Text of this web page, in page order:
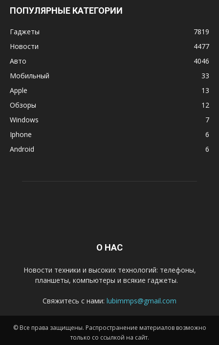
ПОПУЛЯРНЫЕ КАТЕГОРИИ
Гаджеты
7819
Новости
4477
Авто
4046
Мобильный
33
Apple
13
Обзоры
12
Windows
7
Iphone
6
Android
6
О НАС
Новости техники и высоких технологий: телефоны,
планшеты, компьютеры и всякие гаджеты.
Свяжитесь с нами: lubimmps@gmail.com
© Все права защищены. Распространение материалов возможно
только со ссылкой на сайт.